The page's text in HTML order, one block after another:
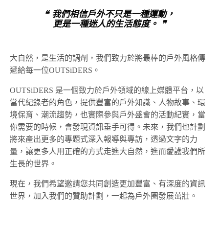
❝ 我們相信戶外不只是一種運動，
更是一種迷人的生活態度。 ❞
大自然，是生活的調劑，我們致力於將最棒的戶外風格傳
遞給每一位OUTSiDERS。
OUTSiDERS 是一個致力於戶外領域的線上媒體平台，以
當代紀錄者的角色，提供豐富的戶外知識、人物故事、環
境保育、潮流趨勢，也實際參與戶外盛會的活動紀實，當
你需要的時候，會發現資訊垂手可得。未來，我們也計劃
將來產出更多的專題式深入報導與專訪，透過文字的力
量，讓更多人用正確的方式走進大自然，進而愛護我們所
生長的世界。
現在，我們希望邀請您共同創造更加豐富、有深度的資訊
世界，加入我們的贊助計劃，一起為戶外圈發展茁壯。